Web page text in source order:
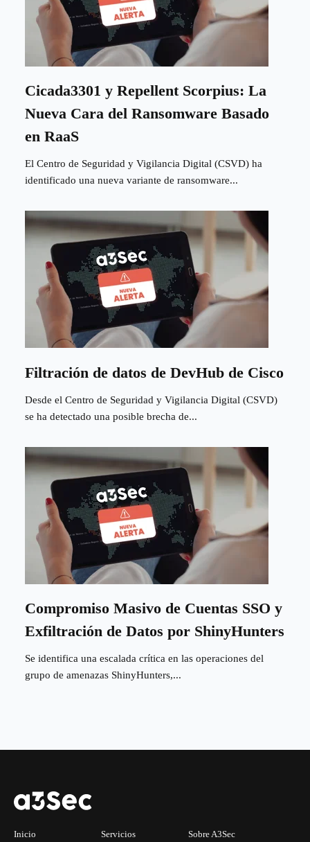
Cicada3301 y Repellent Scorpius: La
Nueva Cara del Ransomware Basado
en RaaS
El Centro de Seguridad y Vigilancia Digital (CSVD) ha
identificado una nueva variante de ransomware...
Filtración de datos de DevHub de Cisco
Desde el Centro de Seguridad y Vigilancia Digital (CSVD)
se ha detectado una posible brecha de...
Compromiso Masivo de Cuentas SSO y
Exfiltración de Datos por ShinyHunters
Se identifica una escalada crítica en las operaciones del
grupo de amenazas ShinyHunters,...
Inicio Servicios Sobre A3Sec